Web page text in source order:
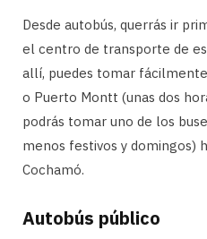
Desde autobús, querrás ir
el centro de transporte de
allí, puedes tomar
o Puerto Montt (unas dos
podrás tomar uno de los
menos festivos y domingos)
Cochamó.
Autobús público